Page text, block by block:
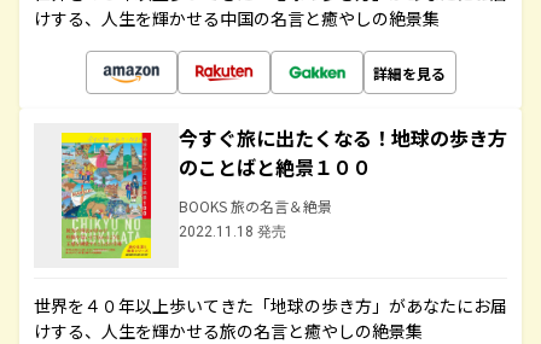
けする、人生を輝かせる中国の名言と癒やしの絶景集
詳細を見る
今すぐ旅に出たくなる！地球の歩き方
のことばと絶景１００
BOOKS 旅の名言＆絶景
2022.11.18 発売
世界を４０年以上歩いてきた「地球の歩き方」があなたにお届
けする、人生を輝かせる旅の名言と癒やしの絶景集